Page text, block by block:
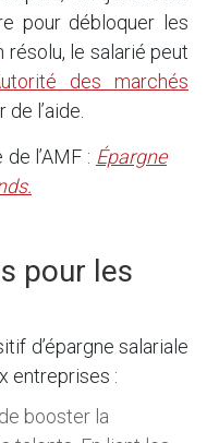
pour débloquer les
résolu, le salarié peut
des marchés
l’aide.
l’AMF : Épargne
pour les
d’épargne salariale
entreprises :
booster la